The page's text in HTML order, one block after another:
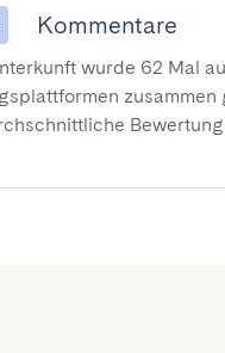
Kommentare
wurde 62 Mal